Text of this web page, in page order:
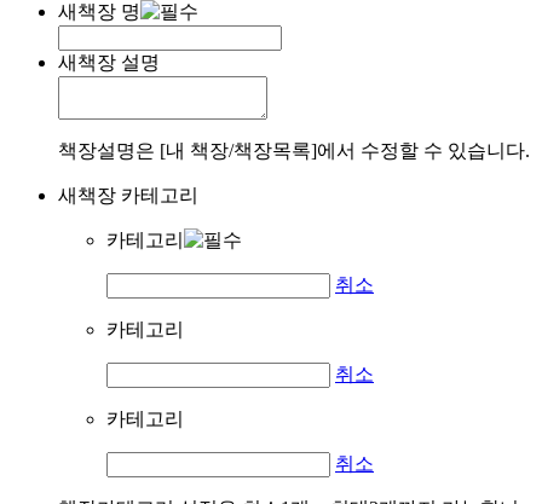
새책장 명
새책장 설명
책장설명은 [내 책장/책장목록]에서 수정할 수 있습니다.
새책장 카테고리
카테고리
취소
카테고리
취소
카테고리
취소